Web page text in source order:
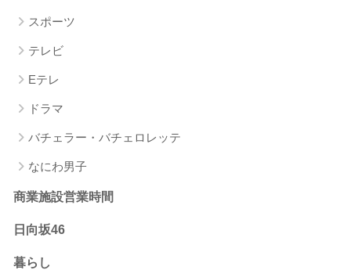
スポーツ
テレビ
Eテレ
ドラマ
バチェラー・バチェロレッテ
なにわ男子
商業施設営業時間
日向坂46
暮らし